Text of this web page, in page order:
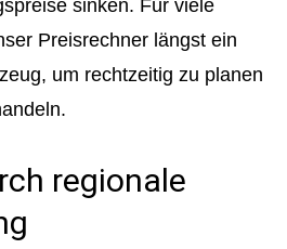
sinken. Für viele
Preisrechner längst ein
um rechtzeitig zu planen
regionale